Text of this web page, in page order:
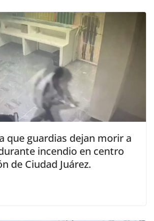
que guardias dejan morir a
incendio en centro
de Ciudad Juárez.